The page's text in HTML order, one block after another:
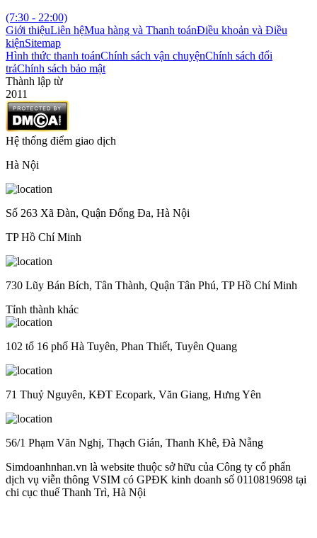
(7:30 - 22:00)
Giới thiệuLiên hệMua hàng và Thanh toánĐiều khoản và Điều
kiệnSitemap
Hình thức thanh toánChính sách vận chuyệnChính sách đổi
trảChính sách bảo mật
Thành lập từ
2011
Hệ thống điểm giao dịch
Hà Nội
Số 263 Xã Đàn, Quận Đống Đa, Hà Nội
TP Hồ Chí Minh
730 Lũy Bán Bích, Tân Thành, Quận Tân Phú, TP Hồ Chí Minh
Tỉnh thành khác
102 tổ 16 phố Hà Tuyên, Phan Thiết, Tuyên Quang
71 Thuỷ Nguyên, KĐT Ecopark, Văn Giang, Hưng Yên
56/1 Phạm Văn Nghị, Thạch Gián, Thanh Khê, Đà Nẵng
Simdoanhnhan.vn là website thuộc sở hữu của Công ty cổ phẩn
dịch vụ viễn thông VSIM có GPĐK kinh doanh số 0110819698 tại
chi cục thuế Thanh Trì, Hà Nội